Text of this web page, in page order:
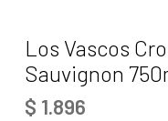
Los Vascos
Sauvignon
$ 1.896